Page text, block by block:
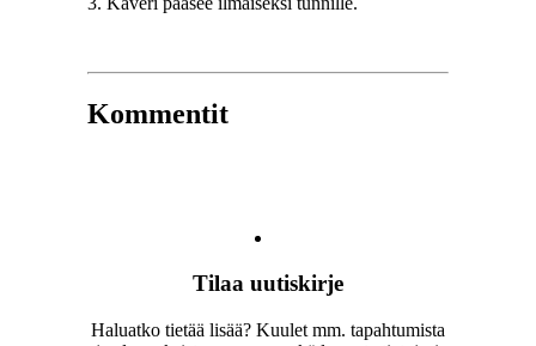
Kommentit
Tilaa uutiskirje
Haluatko tietää lisää? Kuulet mm. tapahtumista